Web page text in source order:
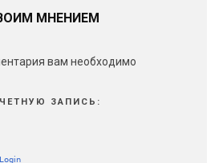
МНЕНИЕМ
вам необходимо
ЗАПИСЬ: